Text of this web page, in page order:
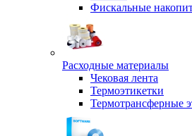
Фискальные
Расходные материалы
Чековая лента
Термоэтикетки
Термотрансферные